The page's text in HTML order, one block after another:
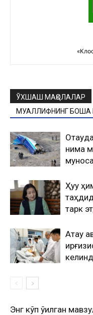
ЎХШАШ МАҚОЛАЛАР
МУАЛЛИФНИНГ БОШҚА
нима
Ҳуқуқ
тарк
Ақтау
Энг кўп ўқилган